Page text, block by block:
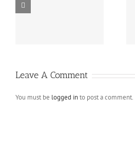
Leave A Comment
You must be logged into post a comment.